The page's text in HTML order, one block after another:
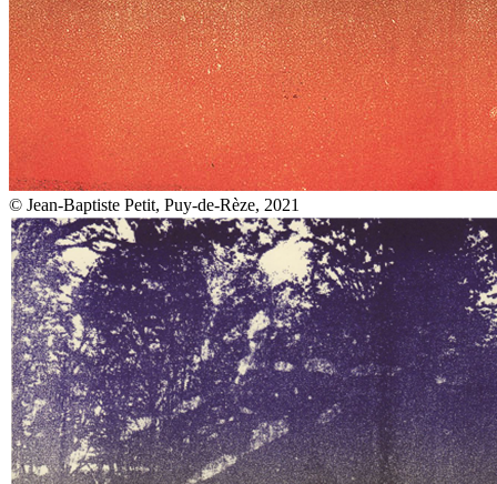
© Jean-Baptiste Petit, Puy-de-Rèze, 2021